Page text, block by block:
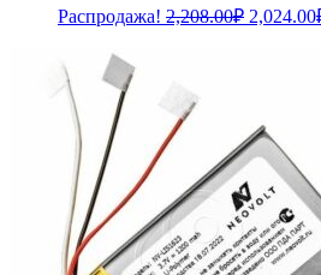
Распродажа! 2,208.00₽ 2,024.00